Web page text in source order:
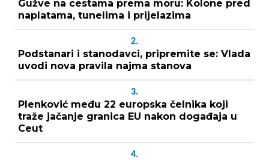
Gužve na cestama prema moru: Kolone pred
naplatama, tunelima i prijelazima
2.
Podstanari i stanodavci, pripremite se: Vlada
uvodi nova pravila najma stanova
3.
Plenković među 22 europska čelnika koji
traže jačanje granica EU nakon događaja u
Ceut
4.